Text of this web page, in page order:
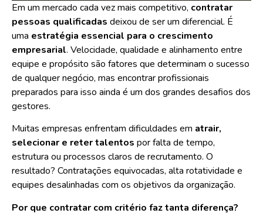
Em um mercado cada vez mais competitivo, contratar
pessoas qualificadas deixou de ser um diferencial. É
uma estratégia essencial para o crescimento
empresarial. Velocidade, qualidade e alinhamento entre
equipe e propósito são fatores que determinam o sucesso
de qualquer negócio, mas encontrar profissionais
preparados para isso ainda é um dos grandes desafios dos
gestores.
Muitas empresas enfrentam dificuldades em atrair,
selecionar e reter talentos por falta de tempo,
estrutura ou processos claros de recrutamento. O
resultado? Contratações equivocadas, alta rotatividade e
equipes desalinhadas com os objetivos da organização.
Por que contratar com critério faz tanta diferença?